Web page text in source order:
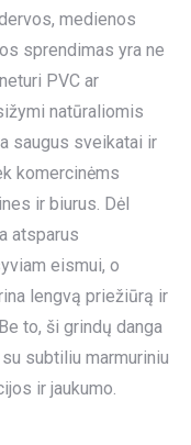
medienos
sprendimas yra ne
PVC ar
natūraliomis
saugus sveikatai ir
komercinėms
ir biurus. Dėl
atsparus
eismui, o
lengvą priežiūrą ir
to, ši grindų danga
subtiliu marmuriniu
ir jaukumo.